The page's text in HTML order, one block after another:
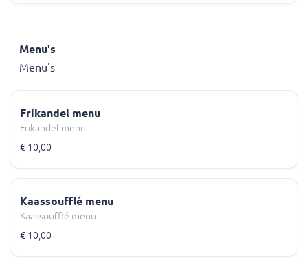
Menu's
Menu's
Frikandel menu
Frikandel menu
€ 10,00
Kaassoufflé menu
Kaassoufflé menu
€ 10,00